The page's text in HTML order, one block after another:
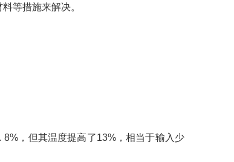
等措施来解决。
，但其温度提高了13%，相当于输入少